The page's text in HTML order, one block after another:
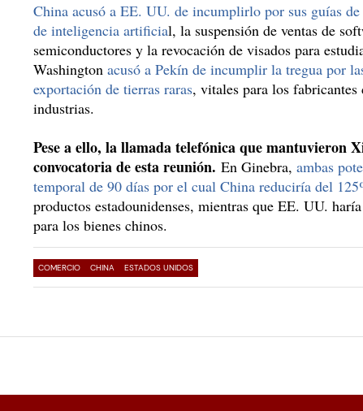
China acusó a EE. UU. de incumplirlo por sus guías
de inteligencia artificial, la suspensión de ventas de
semiconductores y la revocación de visados para
Washington acusó a Pekín de incumplir la tregua por
exportación de tierras raras, vitales para los
industrias.
Pese a ello, la llamada telefónica que mantuvieron
convocatoria de esta reunión. En Ginebra, ambas
temporal de 90 días por el cual China reduciría del
productos estadounidenses, mientras que EE. UU.
para los bienes chinos.
COMERCIO CHINA ESTADOS UNIDOS